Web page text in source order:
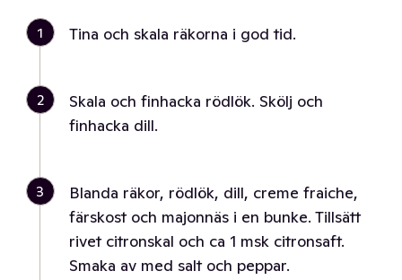
1 Tina och skala räkorna i god tid.
2
Skala och finhacka rödlök. Skölj och
finhacka dill.
3
Blanda räkor, rödlök, dill, creme fraiche,
färskost och majonnäs i en bunke. Tillsätt
rivet citronskal och ca 1 msk citronsaft.
Smaka av med salt och peppar.